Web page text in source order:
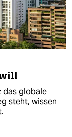
das globale
steht, wissen